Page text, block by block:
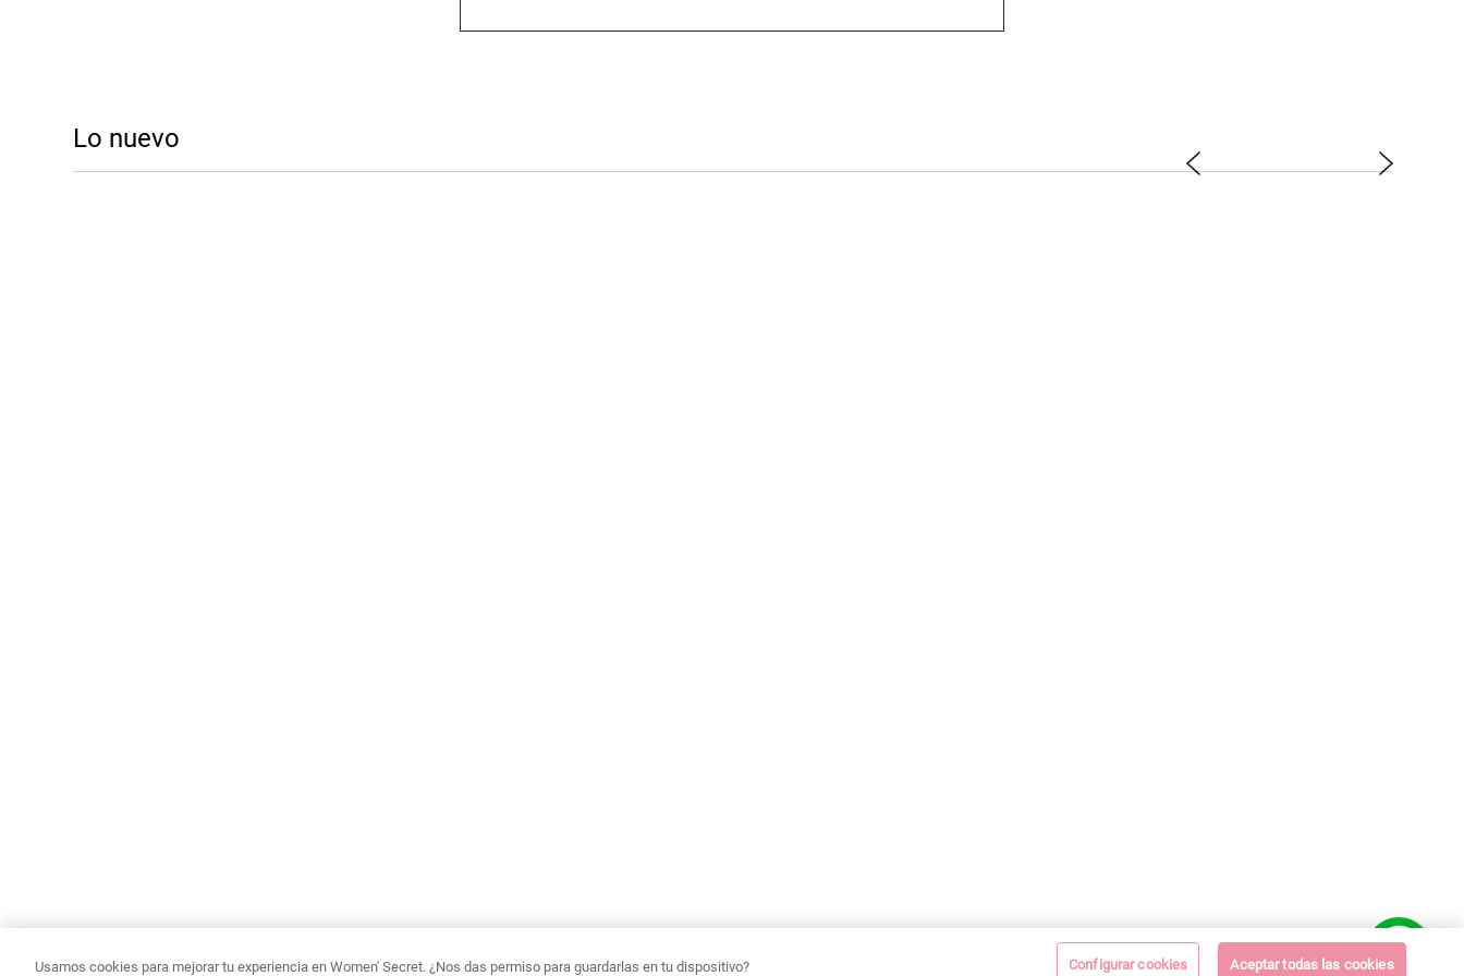
Lo nuevo
Usamos cookies para mejorar tu experiencia en Women' Secret. ¿Nos das permiso para guardarlas en tu dispositivo? Configurar cookies Aceptar todas las cookies